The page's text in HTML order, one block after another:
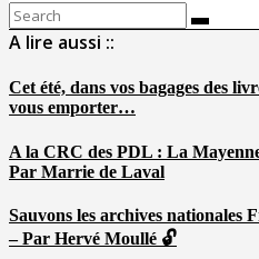
Search
for:
A lire aussi ::
Cet été, dans vos bagages des
vous emporter…
A la CRC des PDL : La
Par Marrie de Laval
Sauvons les archives nationales
– Par Hervé Moullé 🔓